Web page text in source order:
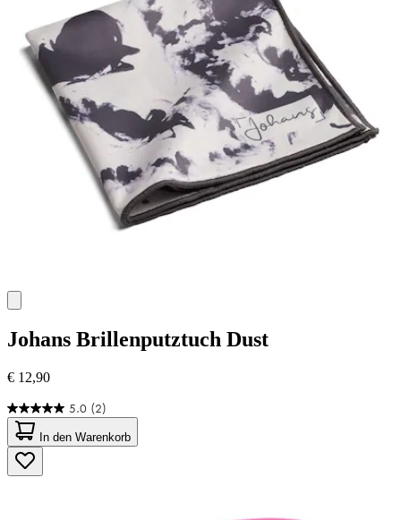
Johans Brillenputztuch Dust
€ 12,90
5.0 (2)
5.0
von
5
Sternen.
2
In den Warenkorb